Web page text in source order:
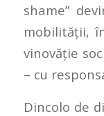
shame”
mobilității,
vinovăție
– cu
Dincolo de